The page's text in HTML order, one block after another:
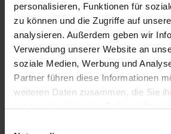
personalisieren, Funktionen für
zu können und die Zugriffe auf
analysieren. Außerdem geben wir
Verwendung unserer Website an
soziale Medien, Werbung und
Partner führen diese Informationen
weiteren Daten zusammen, die Sie
haben oder die sie im Rahmen Ihrer
Kantinenkräfte (m/w/d)
1160 Wien am 15.07.2026
Vollzeit, Gehalt: 2026 €
Stellvertretende:r
(m/w/d)